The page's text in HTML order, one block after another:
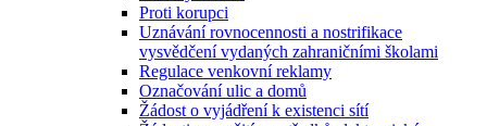
Proti korupci
Uznávání rovnocennosti a nostrifikace
vysvědčení vydaných zahraničními školami
Regulace venkovní reklamy
Označování ulic a domů
Žádost o vyjádření k existenci sítí